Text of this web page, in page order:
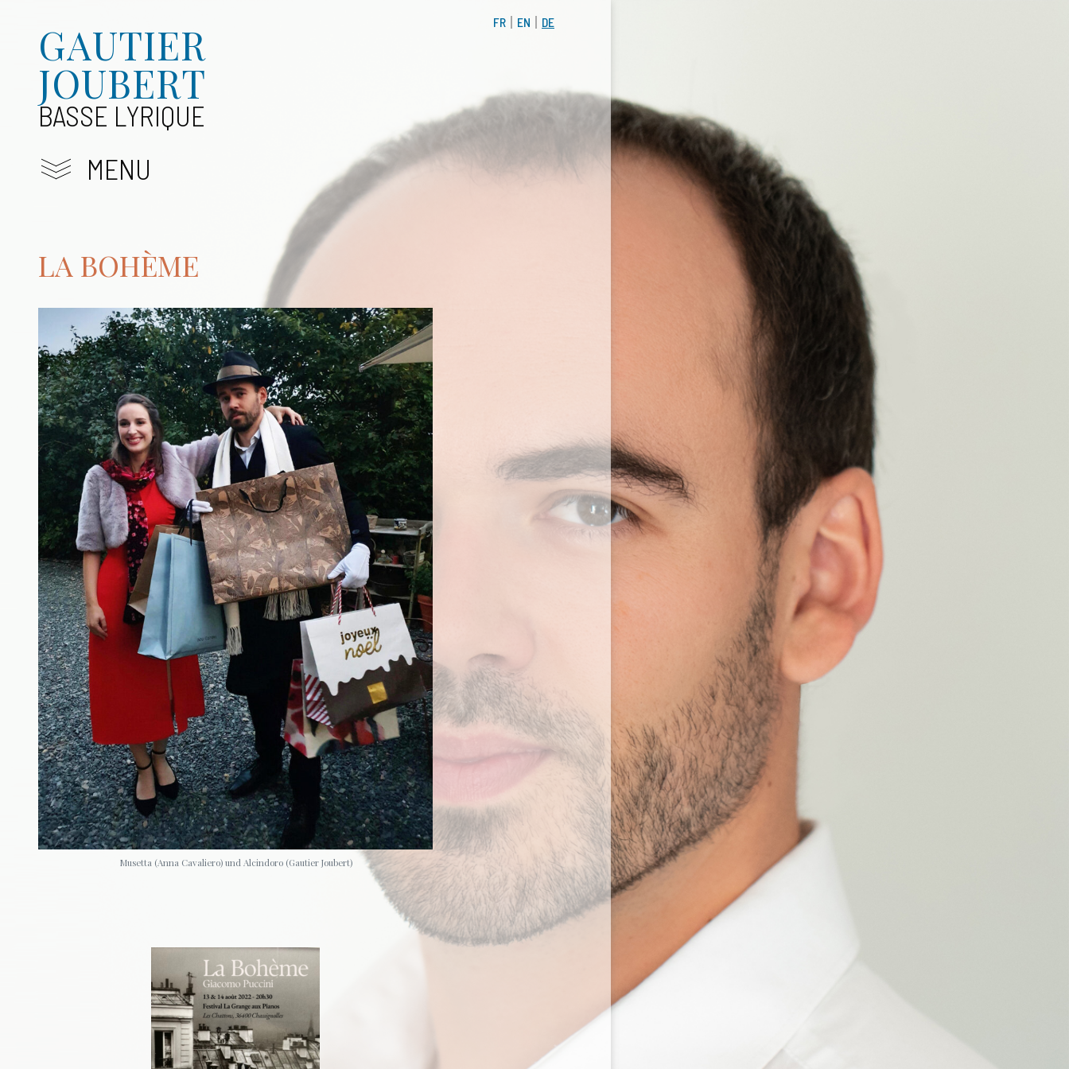
FR EN DE
GAUTIER
JOUBERT
BASSE LYRIQUE
MENU
LA BOHÈME
Musetta (Anna Cavaliero) und Alcindoro (Gautier Joubert)